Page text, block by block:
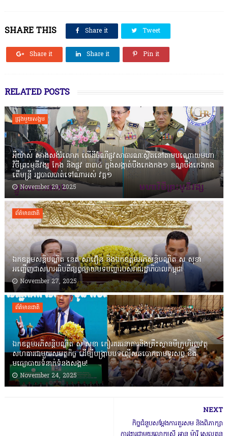
SHARE THIS Share it Tweet
Share it Share it Pin it
RELATED POSTS
ជ្រុងមួយសង្គម
អីយ៉ាស់ សាងសង់រំលោភ លើដីចំណីផ្លូវសាធារណៈស្ថិតនៅតាមបណ្ដោយមហា
វិថីព្រះមុនីវង្ស កែង និងផ្លូវ ៣៣៤ ក្នុងសង្កាត់បឹងកេងកង១ ខណ្ឌបឹងកេងកង
តើមន្ត្រី រដ្ឋបាលបាត់ទៅណាអស់ វគ្គ១
November 29, 2025
ព័ត៌មានជាតិ
ឯកឧត្តមសន្តិបណ្ឌិត នេត សាវឿន និងឯកឧត្តមអភិសន្តិបណ្ឌិត ស សុខា
អញ្ជើញជាសហអធិបតីផ្សព្វផ្សាយបទបញ្ជារបស់រាជរដ្ឋាភិបាលកម្ពុជា
November 27, 2025
ព័ត៌មានជាតិ
ឯកឧត្តមអភិសន្តិបណ្ឌិត ស សុខា កៀរគរធនាគារនិងគ្រឹះស្ថានមីក្រូហិរញ្ញវត្ថុ
សហការជាមួយសមត្ថកិច្ច ដើម្បីបង្ក្រាបបទល្មើសឆបោកតាមទូរសព្ទ និង
មធ្យោបាយទំនាក់ទំនងសង្គម!
November 24, 2025
NEXT
កិច្ចជំនួបសម្តែងការគួរសម និងពិភាក្សា